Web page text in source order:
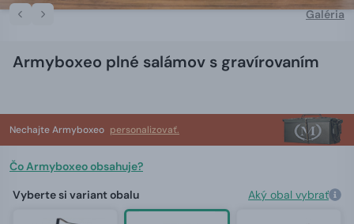
Galéria
Armyboxeo plné salámov s gravírovaním
Nechajte Armyboxeo personalizovať.
Čo Armyboxeo obsahuje?
Vyberte si variant obalu
Aký obal vybrať